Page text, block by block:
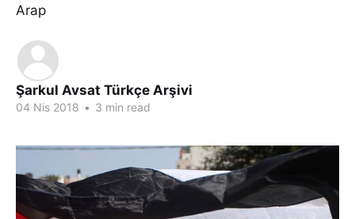
Arap
Şarkul Avsat Türkçe Arşivi
04 Nis 2018 • 3 min read